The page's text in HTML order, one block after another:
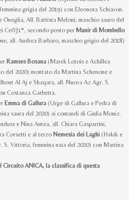
grigia del 2019) con Eleonora Schiavon.
Oneglia, All. Battista Meloni, maschio sauro del
CeiYJ1*, secondo posto per Munir di Mombello
all. Andrea Barbaro, maschio grigio del 2018)
Ramses Bosana (Marek Lotois e Achillea
del 2020) montato da Martina Schenone e
Al Aj e Shaqara, all. Nuova Az Agr. S.
Costanza Garbetta.
Emma di Gallura (Urge di Gallura e Pedra di
saura del 2020) ai comandi di Giulia Moniz.
e Nina Antea, all. Chiara Gasparrini,
Corsetti e al terzo Nemesia dei Laghi (Hakik e
Vittoria, femmina naia del 2020) con Martina
Circuito ANICA, la classifica di questa